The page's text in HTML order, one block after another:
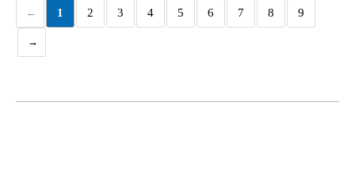
1 2 3 4 5 6 7 8 9